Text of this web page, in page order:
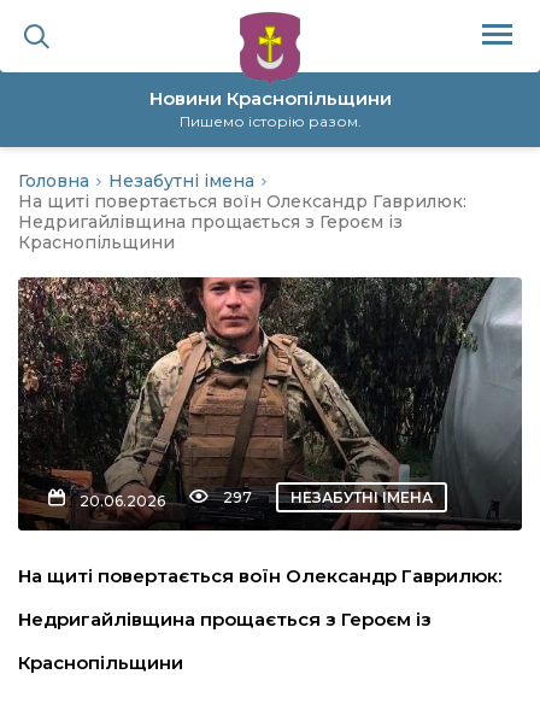
Новини Краснопільщини
Пишемо історію разом.
політика
Головна
Незабутні імена
На щиті повертається воїн Олександр Гаврилюк:
Недригайлівщина прощається з Героєм із
Краснопільщини
20.06.2026 297 НЕЗАБУТНІ ІМЕНА
На щиті повертається воїн Олександр Гаврилюк:
Недригайлівщина прощається з Героєм із
Краснопільщини